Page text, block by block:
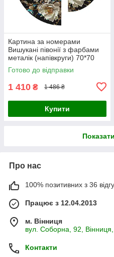
Картина за номерами
Вишукані півонії з фарбами
металік (напівкруги) 70*70
Origami (OSR1008)
Готово до відправки
1 410 ₴ 1 486 ₴
Купити
Про нас
100% позитивних з 36
Працює з 12.04.2013
м. Вінниця
вул. Соборна, 92, Вінниця,
Контакти